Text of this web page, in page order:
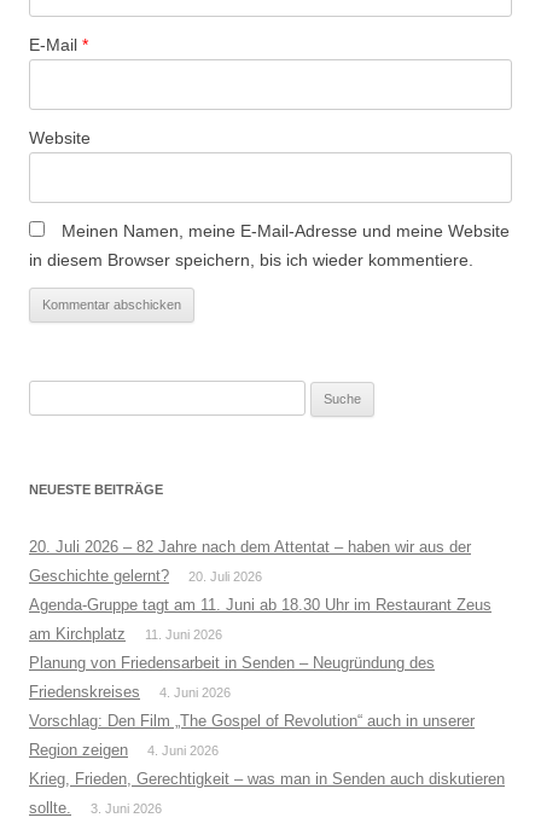
E-Mail *
Website
Meinen Namen, meine E-Mail-Adresse und meine Website
in diesem Browser speichern, bis ich wieder kommentiere.
NEUESTE BEITRÄGE
20. Juli 2026 – 82 Jahre nach dem Attentat – haben wir aus der
Geschichte gelernt?
20. Juli 2026
Agenda-Gruppe tagt am 11. Juni ab 18.30 Uhr im Restaurant Zeus
am Kirchplatz
11. Juni 2026
Planung von Friedensarbeit in Senden – Neugründung des
Friedenskreises
4. Juni 2026
Vorschlag: Den Film „The Gospel of Revolution“ auch in unserer
Region zeigen
4. Juni 2026
Krieg, Frieden, Gerechtigkeit – was man in Senden auch diskutieren
sollte.
3. Juni 2026